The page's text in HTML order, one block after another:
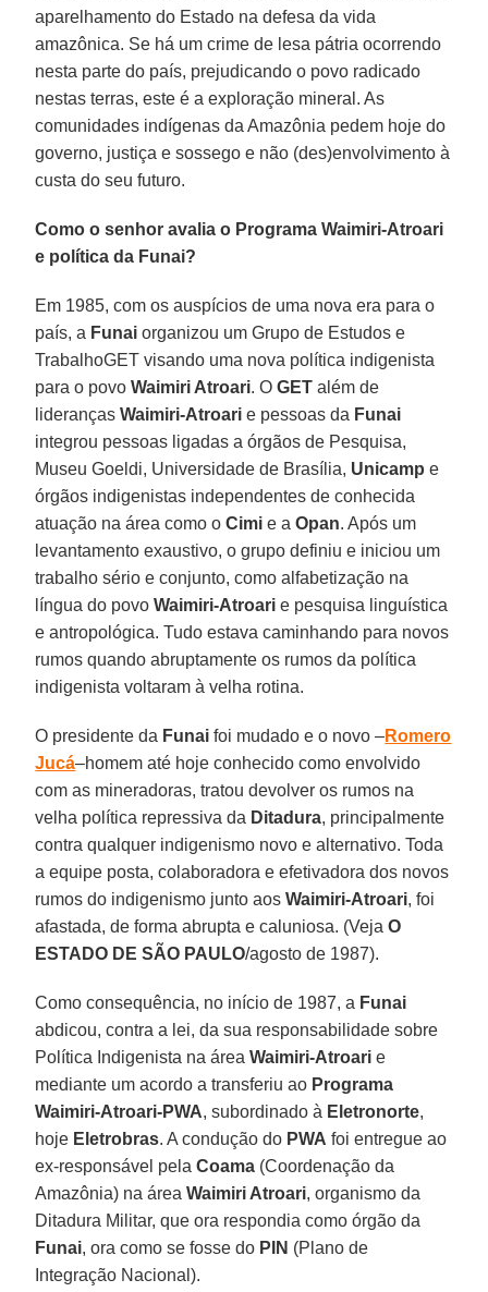
aparelhamento do Estado na defesa da vida
amazônica. Se há um crime de lesa pátria ocorrendo
nesta parte do país, prejudicando o povo radicado
nestas terras, este é a exploração mineral. As
comunidades indígenas da Amazônia pedem hoje do
governo, justiça e sossego e não (des)envolvimento à
custa do seu futuro.
Como o senhor avalia o Programa Waimiri-Atroari
e política da Funai?
Em 1985, com os auspícios de uma nova era para o
país, a Funai organizou um Grupo de Estudos e
TrabalhoGET visando uma nova política indigenista
para o povoWaimiri Atroari. OGET além de
liderançasWaimiri-Atroari e pessoas da Funai
integrou pessoas ligadas a órgãos de Pesquisa,
Museu Goeldi, Universidade de Brasília, Unicamp e
órgãos indigenistas independentes de conhecida
atuação na área como oCimi e aOpan. Após um
levantamento exaustivo, o grupo definiu e iniciou um
trabalho sério e conjunto, como alfabetização na
língua do povoWaimiri-Atroari e pesquisa linguística
e antropológica. Tudo estava caminhando para novos
rumos quando abruptamente os rumos da política
indigenista voltaram à velha rotina.
O presidente da Funai foi mudado e o novo –Romero
Jucá–homem até hoje conhecido como envolvido
com as mineradoras, tratou devolver os rumos na
velha política repressiva da Ditadura, principalmente
contra qualquer indigenismo novo e alternativo. Toda
a equipe posta, colaboradora e efetivadora dos novos
rumos do indigenismo junto aosWaimiri-Atroari, foi
afastada, de forma abrupta e caluniosa. (VejaO
ESTADO DE SÃO PAULO/agosto de 1987).
Como consequência, no início de 1987, a Funai
abdicou, contra a lei, da sua responsabilidade sobre
Política Indigenista na áreaWaimiri-Atroari e
mediante um acordo a transferiu ao Programa
Waimiri-Atroari-PWA, subordinado à Eletronorte,
hoje Eletrobras. A condução do PWA foi entregue ao
ex-responsável pelaCoama (Coordenação da
Amazônia) na áreaWaimiri Atroari, organismo da
Ditadura Militar, que ora respondia como órgão da
Funai, ora como se fosse do PIN (Plano de
Integração Nacional).